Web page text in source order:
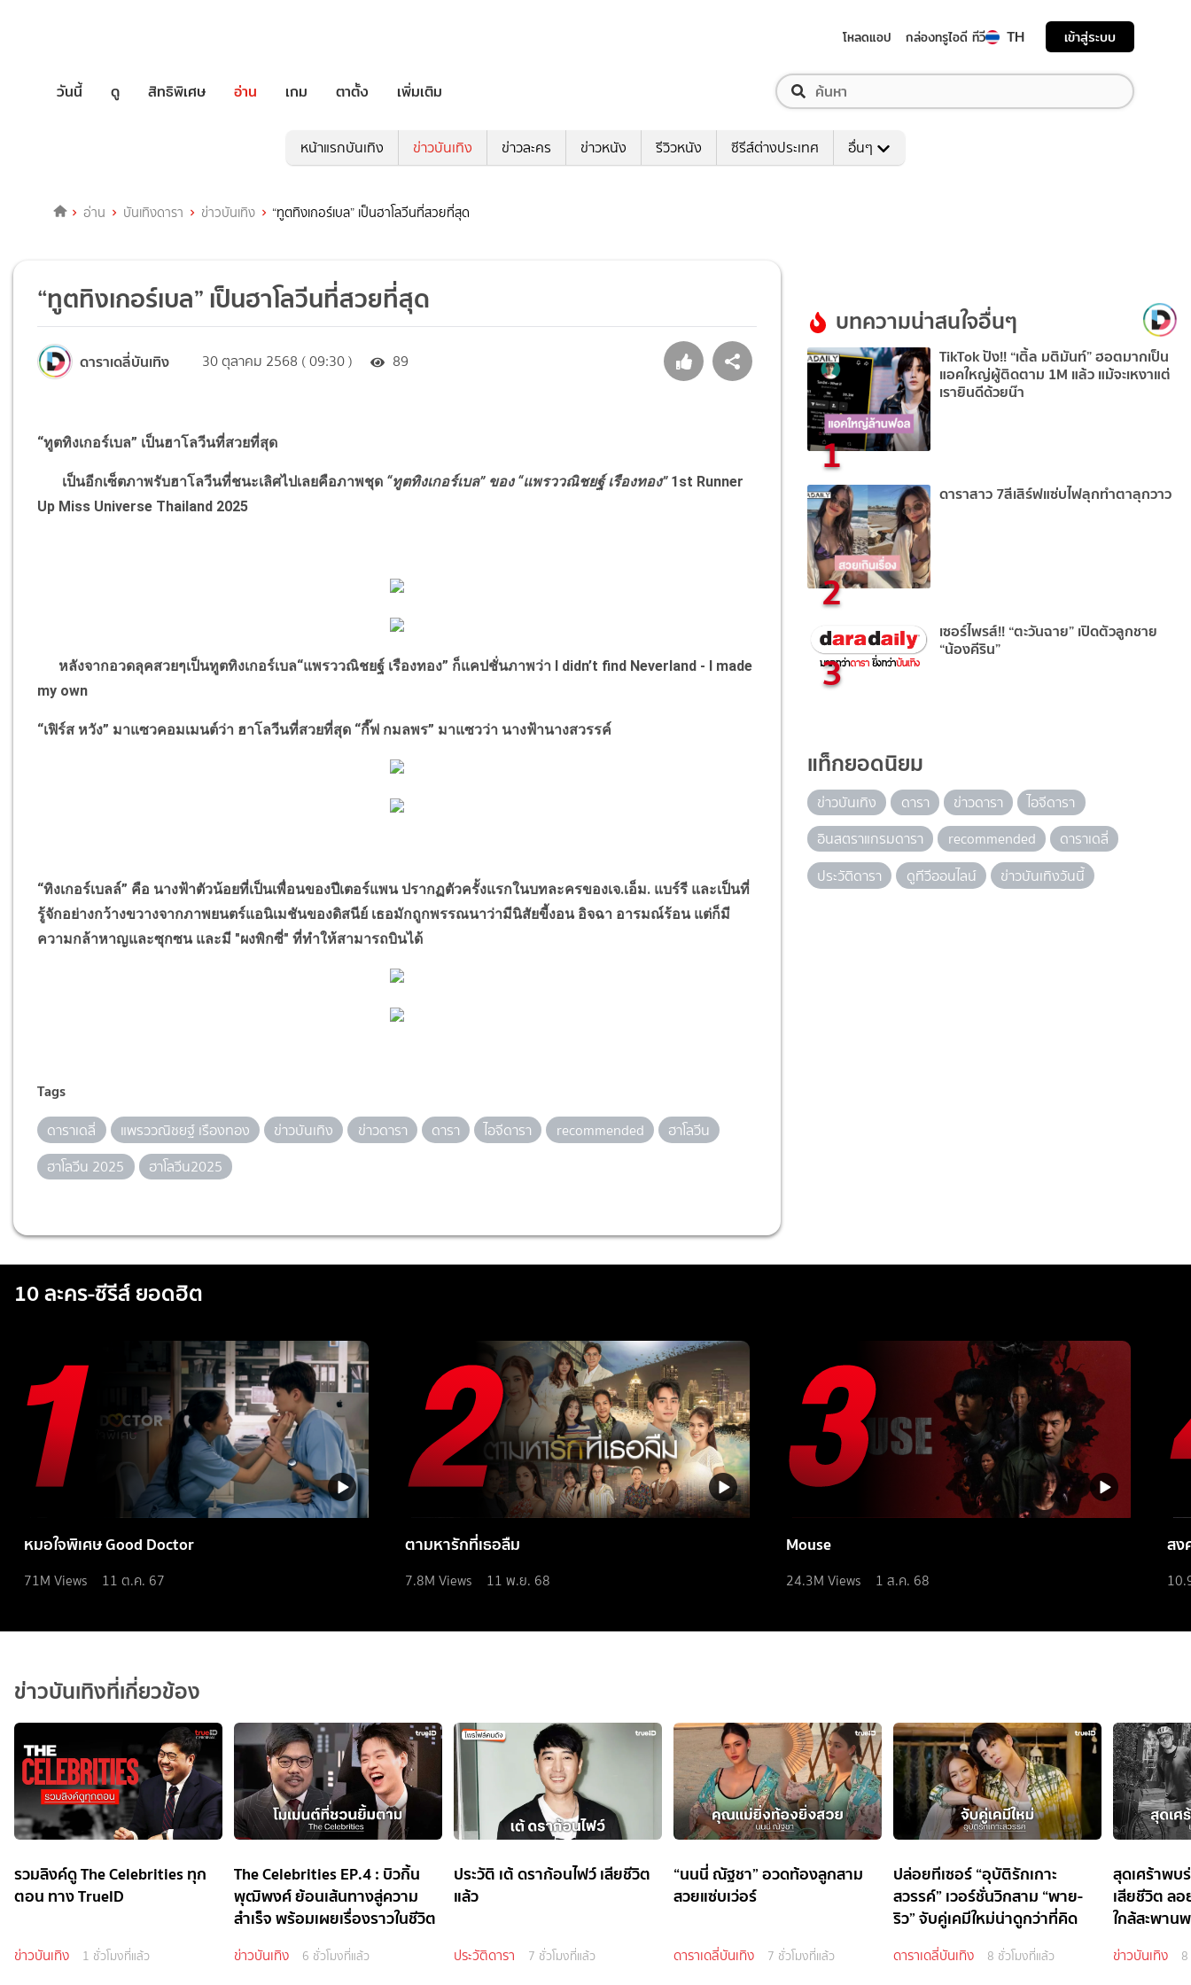
โหลดแอป กล่องทรูไอดี ทีวี TH เข้าสู่ระบบ
วันนี้ ดู สิทธิพิเศษ อ่าน เกม ตาตั้ง เพิ่มเติม
หน้าแรกบันเทิง ข่าวบันเทิง ข่าวละคร ข่าวหนัง รีวิวหนัง ซีรีส์ต่างประเทศ อื่นๆ
อ่าน บันเทิงดารา ข่าวบันเทิง “ทูตทิงเกอร์เบล” เป็นฮาโลวีนที่สวยที่สุด
“ทูตทิงเกอร์เบล” เป็นฮาโลวีนที่สวยที่สุด
ดาราเดลี่บันเทิง 30 ตุลาคม 2568 ( 09:30 ) 89
“ทูตทิงเกอร์เบล” เป็นฮาโลวีนที่สวยที่สุด
เป็นอีกเซ็ตภาพรับฮาโลวีนที่ชนะเลิศไปเลยคือภาพชุด “ทูตทิงเกอร์เบล”ของ “แพรววณิชยฐ์ เรืองทอง”1st Runner
Up Miss Universe Thailand 2025
หลังจากอวดลุคสวยๆเป็นทูตทิงเกอร์เบล“แพรววณิชยฐ์ เรืองทอง” ก็แคปชั่นภาพว่า
I didn’t find Neverland - I made
my own
“เฟิร์ส หวัง” มาแซวคอมเมนต์ว่า ฮาโลวีนที่สวยที่สุด “กี๊ฟ กมลพร” มาแซวว่า นางฟ้านางสวรรค์
“ทิงเกอร์เบลล์” คือ นางฟ้าตัวน้อยที่เป็นเพื่อนของปีเตอร์แพน ปรากฏตัวครั้งแรกในบทละครของเจ.เอ็ม. แบร์รี และเป็นที่
รู้จักอย่างกว้างขวางจากภาพยนตร์แอนิเมชันของดิสนีย์ เธอมักถูกพรรณนาว่ามีนิสัยขี้งอน อิจฉา อารมณ์ร้อน แต่ก็มี
ความกล้าหาญและซุกซน และมี "ผงพิกซี่" ที่ทำให้สามารถบินได้
Tags
ดาราเดลี่ แพรววณิชยฐ์ เรืองทอง ข่าวบันเทิง ข่าวดารา ดารา ไอจีดารา recommended
ฮาโลวีน
ฮาโลวีน 2025
ฮาโลวีน2025
บทความน่าสนใจอื่นๆ
1
TikTok ปัง!! “เติ้ล มติมันท์” ฮอตมากเป็น
แอคใหญ่ผู้ติดตาม 1M แล้ว แม้จะเหงาแต่
เรายินดีด้วยน๊า
2
ดาราสาว 7สีเสิร์ฟแซ่บไฟลุกทำตาลุกวาว
3
เซอร์ไพรส์!! “ตะวันฉาย” เปิดตัวลูกชาย
“น้องคีริน”
แท็กยอดนิยม
ข่าวบันเทิง ดารา ข่าวดารา
ไอจีดารา
อินสตราแกรมดารา
recommended
ดาราเดลี่
ประวัติดารา
ดูทีวีออนไลน์ ข่าวบันเทิงวันนี้
10 ละคร-ซีรีส์ ยอดฮิต
หมอใจพิเศษ Good Doctor
71M Views 11 ต.ค. 67
ตามหารักที่เธอลืม
7.8M Views 11 พ.ย. 68
Mouse
24.3M Views 1 ส.ค. 68
สง
ข่าวบันเทิงที่เกี่ยวข้อง
รวมลิงค์ดู The Celebrities ทุก
ตอน ทาง TrueID
ข่าวบันเทิง 1 ชั่วโมงที่แล้ว
The Celebrities EP.4 : บิวกิ้น
พุฒิพงศ์ ย้อนเส้นทางสู่ความ
สำเร็จ พร้อมเผยเรื่องราวในชีวิต
ข่าวบันเทิง 6 ชั่วโมงที่แล้ว
ประวัติ เต้ ดราก้อนไฟว์ เสียชีวิต
แล้ว
ประวัติดารา 7 ชั่วโมงที่แล้ว
“นนนี่ ณัฐชา” อวดท้องลูกสาม
สวยแซ่บเว่อร์
ดาราเดลี่บันเทิง 7 ชั่วโมงที่แล้ว
ปล่อยทีเซอร์ “อุบัติรักเกาะ
สวรรค์” เวอร์ชั่นวิกสาม “พาย-
ริว” จับคู่เคมีใหม่น่าดูกว่าที่คิด
ดาราเดลี่บันเทิง 8 ชั่วโมงที่แล้ว
สุดเศร้าพบ
เสียชีวิต ลอ
ใกล้สะพาน
ข่าวบันเทิง